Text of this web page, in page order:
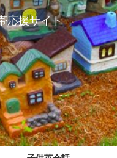
応援サイト